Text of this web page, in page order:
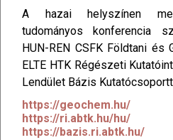
A hazai helyszínen
tudományos konferencia
HUN-REN CSFK Földtani
ELTE HTK Régészeti
Lendület Bázis
https://geochem.hu/
https://ri.abtk.hu/hu/
https://bazis.ri.abtk.hu/